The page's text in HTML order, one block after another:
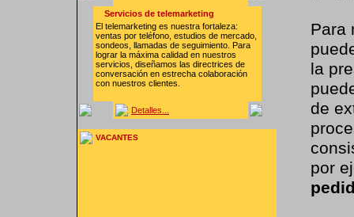
Para
la
de
por
Servicios de telemarketing
El telemarketing es nuestra fortaleza:
ventas por teléfono, estudios de mercado,
sondeos, llamadas de seguimiento. Para
lograr la máxima calidad en nuestros
servicios, diseñamos las directrices de
conversación en estrecha colaboración
con nuestros clientes.
Detalles...
VACANTES